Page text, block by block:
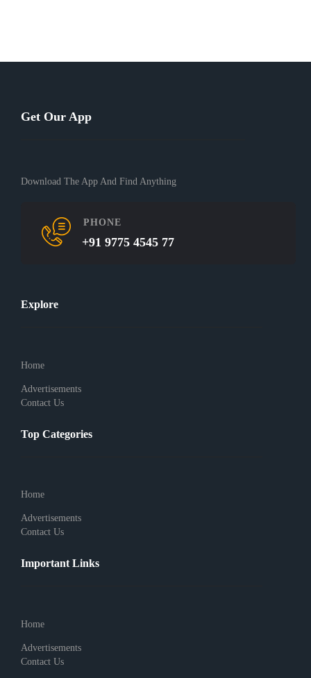
Get Our App
Download The App And Find Anything
PHONE
+91 9775 4545 77
Explore
Home
Advertisements
Contact Us
Top Categories
Home
Advertisements
Contact Us
Important Links
Home
Advertisements
Contact Us